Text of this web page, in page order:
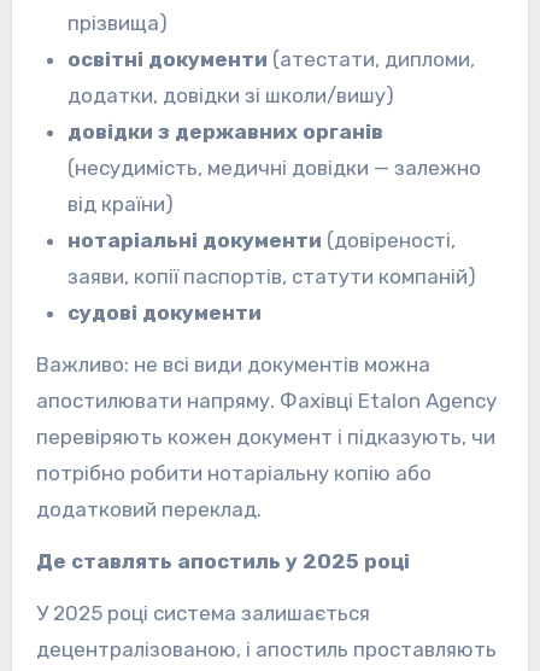
прізвища)
освітні документи (атестати, дипломи,
додатки, довідки зі школи/вишу)
довідки з державних органів
(несудимість, медичні довідки — залежно
від країни)
нотаріальні документи (довіреності,
заяви, копії паспортів, статути компаній)
судові документи
Важливо: не всі види документів можна
апостилювати напряму. Фахівці Etalon Agency
перевіряють кожен документ і підказують, чи
потрібно робити нотаріальну копію або
додатковий переклад.
Де ставлять апостиль у 2025 році
У 2025 році система залишається
децентралізованою, і апостиль проставляють